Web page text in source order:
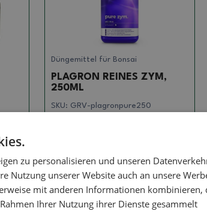
Düngemittel für Bonsai
PLAGRON REINES ZYM,
250ML
SKU: GRV-plagronpure250
zu personalisieren und unseren
Nutzung unserer Website auch an unsere
mit anderen Informationen kombinieren,
Ihrer Nutzung ihrer Dienste gesammelt